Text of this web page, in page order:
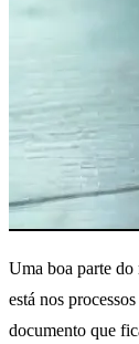
Uma boa parte
está nos
documento que